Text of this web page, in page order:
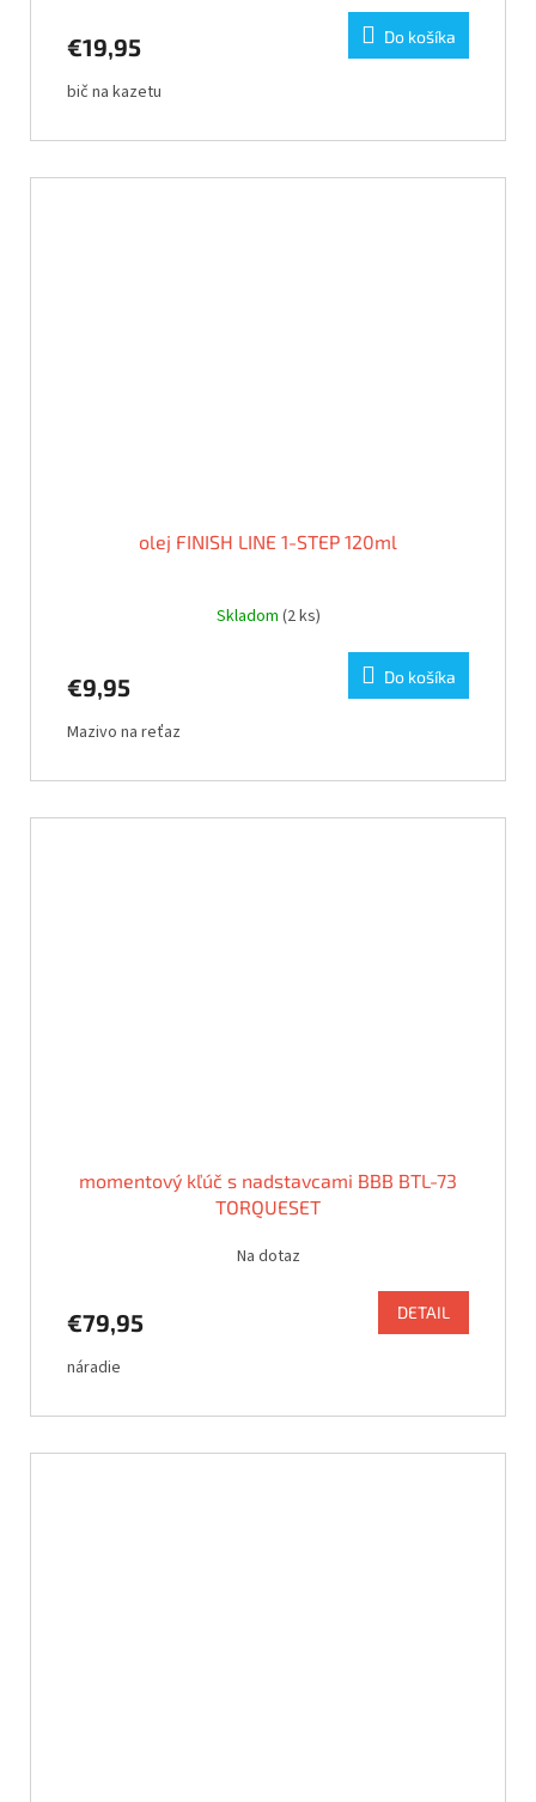
€19,95 Do košíka
bič na kazetu
olej FINISH LINE 1-STEP 120ml
Skladom (2 ks)
€9,95 Do košíka
Mazivo na reťaz
momentový kľúč s nadstavcami BBB BTL-73
TORQUESET
Na dotaz
€79,95 DETAIL
náradie